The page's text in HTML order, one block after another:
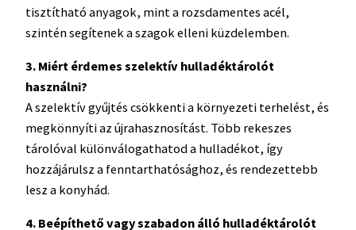
tisztítható anyagok, mint a rozsdamentes acél,
szintén segítenek a szagok elleni küzdelemben.
3. Miért érdemes szelektív hulladéktárolót
használni?
A szelektív gyűjtés csökkenti a környezeti terhelést, és
megkönnyíti az újrahasznosítást. Több rekeszes
tárolóval különválogathatod a hulladékot, így
hozzájárulsz a fenntarthatósághoz, és rendezettebb
lesz a konyhád.
4. Beépíthető vagy szabadon álló hulladéktárolót